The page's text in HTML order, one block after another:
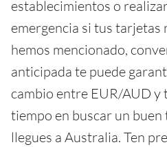
establecimientos o
emergencia si tus tarjetas
hemos mencionado,
anticipada te puede
cambio entre EUR/AUD
tiempo en buscar un
llegues a Australia. Ten